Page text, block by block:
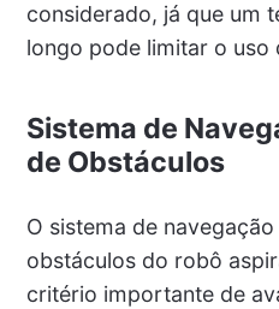
considerado, já que um
longo pode limitar o uso
Sistema de
de Obstáculos
O sistema de
obstáculos do robô
critério importante de